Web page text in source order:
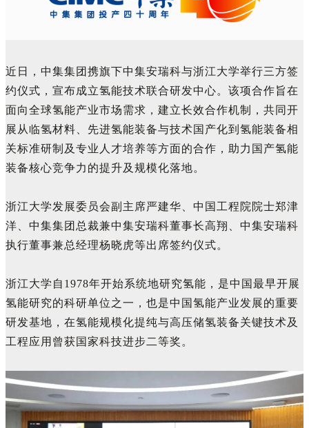
近日， 中集集团携旗下中集安瑞科与浙江大学举行三方签
约仪式，宣布成立氢能技术联合研发中心。该项合作旨在
面向全球氢能产业市场需求，建立长效合作机制，共同开
展从临氢材料、先进氢能装备与技术国产化到氢能装备相
关标准研制及专业人才培养等方面的合作，助力国产氢能
装备核心竞争力的提升及规模化落地。
浙江大学发展委员会副主席严建华、中国工程院院士郑津
洋、中集集团总裁兼中集安瑞科董事长高翔、中集安瑞科
执行董事兼总经理杨晓虎等出席签约仪式。
浙江大学自1978年开始系统地研究氢能，是中国最早开展
氢能研究的科研单位之一，也是中国氢能产业发展的重要
研发基地，在氢能规模化提纯与高压储氢装备关键技术及
工程应用曾获国家科技进步二等奖。